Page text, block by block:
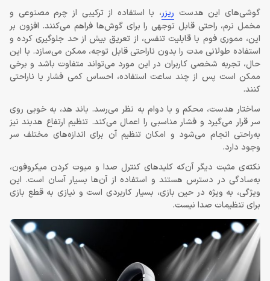
گوشی‌های این هدست ریزر، با استفاده از ترکیبی از چرم مصنوعی و
مخمل نرم، راحتی قابل توجهی را برای گوش‌ها فراهم می‌کنند. افزون بر
این، مموری فوم با قابلیت تنفس، از تعریق بیش از حد جلوگیری کرده و
استفاده طولانی مدت را بدون ناراحتی قابل توجه، ممکن می‌سازد. با این
حال، تجربه شخصی کاربران در این مورد می‌تواند متفاوت باشد و برخی
ممکن است پس از چند ساعت استفاده، احساس کمی فشار یا ناراحتی
کنند.
ساختار هدست، محکم و با دوام به نظر می‌رسد. باند هد، به خوبی روی
سر قرار می‌گیرد و فشار مناسبی را اعمال می‌کند. تنظیم ارتفاع هدبند نیز
به‌راحتی انجام می‌شود و امکان تنظیم آن برای اندازه‌های مختلف سر
وجود دارد.
نکته‌ی مثبت دیگر آن‌که کلیدهای کنترل صدا و میوت کردن میکروفون،
به‌سادگی در دسترس هستند و استفاده از آن‌ها بسیار آسان است. این
ویژگی، به ویژه در حین بازی، بسیار کاربردی است و نیازی به قطع بازی
برای تنظیمات صدا نیست.